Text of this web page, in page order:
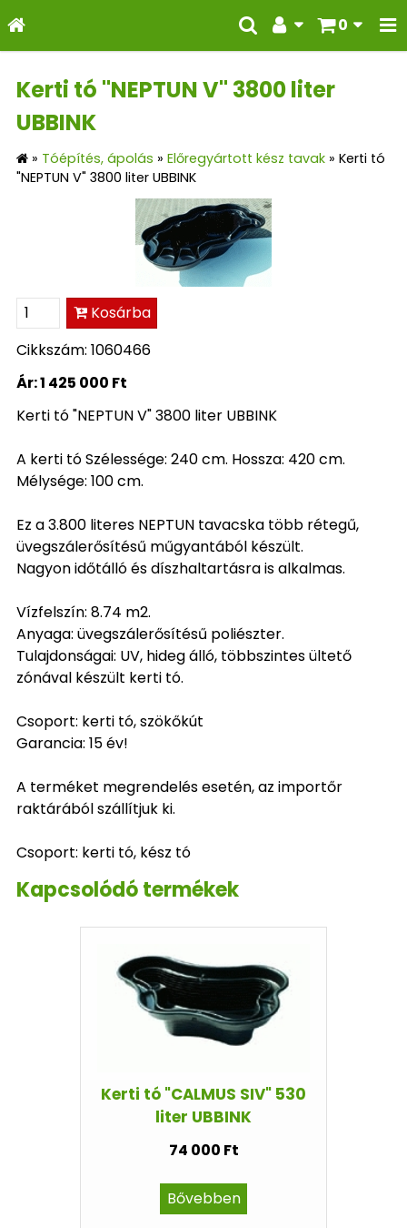
0
Kerti tó "NEPTUN V" 3800 liter
UBBINK
» Tóépítés, ápolás » Előregyártott kész tavak » Kerti tó
"NEPTUN V" 3800 liter UBBINK
Kosárba
Cikkszám: 1060466
Ár:1 425 000 Ft
Kerti tó "NEPTUN V" 3800 liter UBBINK
A kerti tó Szélessége: 240 cm. Hossza: 420 cm.
Mélysége: 100 cm.
Ez a 3.800 literes NEPTUN tavacska több rétegű,
üvegszálerősítésű műgyantából készült.
Nagyon időtálló és díszhaltartásra is alkalmas.
Vízfelszín: 8.74 m2.
Anyaga: üvegszálerősítésű poliészter.
Tulajdonságai: UV, hideg álló, többszintes ültető
zónával készült kerti tó.
Csoport: kerti tó, szökőkút
Garancia: 15 év!
A terméket megrendelés esetén, az importőr
raktárából szállítjuk ki.
Csoport: kerti tó, kész tó
Kapcsolódó termékek
Kerti tó "CALMUS SIV" 530
liter UBBINK
74 000 Ft
Bővebben